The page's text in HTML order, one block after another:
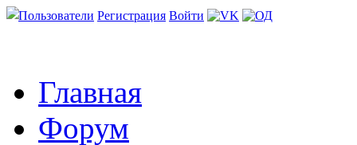
Пользователи Регистрация Войти
Главная
Форум